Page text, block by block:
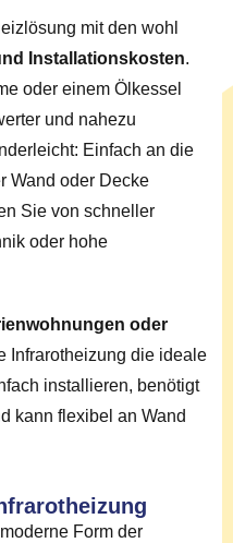
mit den wohl
Installationskosten.
oder einem Ölkessel
und nahezu
Einfach an die
Wand oder Decke
Sie von schneller
oder hohe
oder
Infrarotheizung die ideale
installieren, benötigt
kann flexibel an Wand
Form der